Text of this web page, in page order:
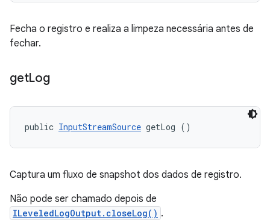
Fecha o registro e realiza a limpeza necessária antes de
fechar.
getLog
public InputStreamSource getLog ()
Captura um fluxo de snapshot dos dados de registro.
Não pode ser chamado depois de
ILeveledLogOutput.closeLog() .